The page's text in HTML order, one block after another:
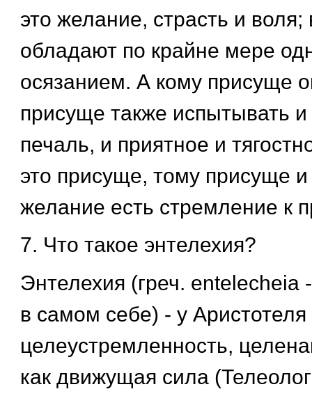
это желание, страсть и
обладают по крайне мере
осязанием. А кому присуще
присуще также испытывать и
печаль, и приятное и
это присуще, тому присуще
желание есть стремление к
7. Что такое энтелехия?
Энтелехия (греч.
в самом себе) - у Аристотеля
целеустремленность,
как движущая сила